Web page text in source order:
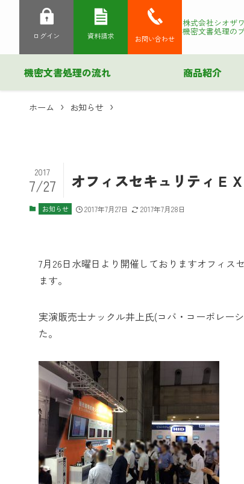
株式会社シオザ
機密文書処理の
ログイン 資料請求 お問い合わせ
機密文書処理の流れ 商品紹介
ホーム お知らせ
オフィスセキュリティＥ
2017
7/27
お知らせ 2017年7月27日 2017年7月28日
7月26日水曜日より開催しておりますオフィ
ます。
実演販売士ナックル井上氏(コバ・コーポレー
た。